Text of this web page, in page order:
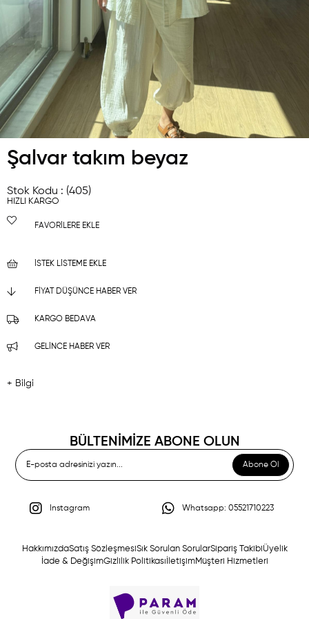
Şalvar takım beyaz
Stok Kodu (405)
HIZLI KARGO
FAVORILERE EKLE
İSTEK LISTEME EKLE
FIYAT DÜŞÜNCE HABER VER
KARGO BEDAVA
GELINCE HABER VER
+ Bilgi
BÜLTENİMİZE ABONE OLUN
Abone Ol
Instagram Whatsapp: 05521710223
HakkımızdaSatış SözleşmesiSık Sorulan SorularSipariş TakibiÜyelik
İade & DeğişimGizlilik Politikası İletişimMüşteri Hizmetleri